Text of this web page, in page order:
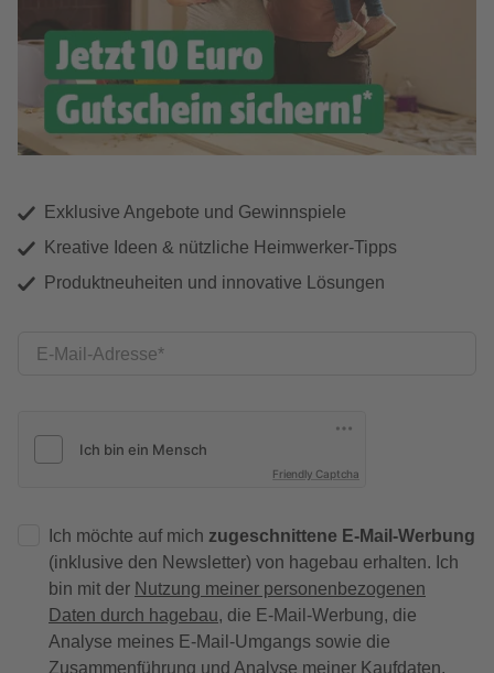
Exklusive Angebote und Gewinnspiele
Kreative Ideen & nützliche Heimwerker-Tipps
Produktneuheiten und innovative Lösungen
E-Mail-Adresse
Friendly Captcha
Ich möchte auf mich zugeschnittene E-Mail-Werbung
(inklusive den Newsletter) von hagebau erhalten. Ich
bin mit der Nutzung meiner personenbezogenen
Daten durch hagebau, die E-Mail-Werbung, die
Analyse meines E-Mail-Umgangs sowie die
Zusammenführung und Analyse meiner Kaufdaten,